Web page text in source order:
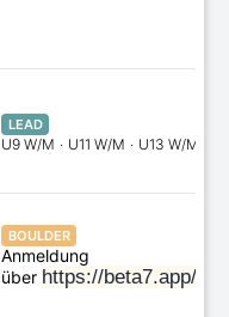
LEAD
U9 W/M · U11 W/M · U13 W/M
BOULDER
Anmeldung
über https://beta7.app/